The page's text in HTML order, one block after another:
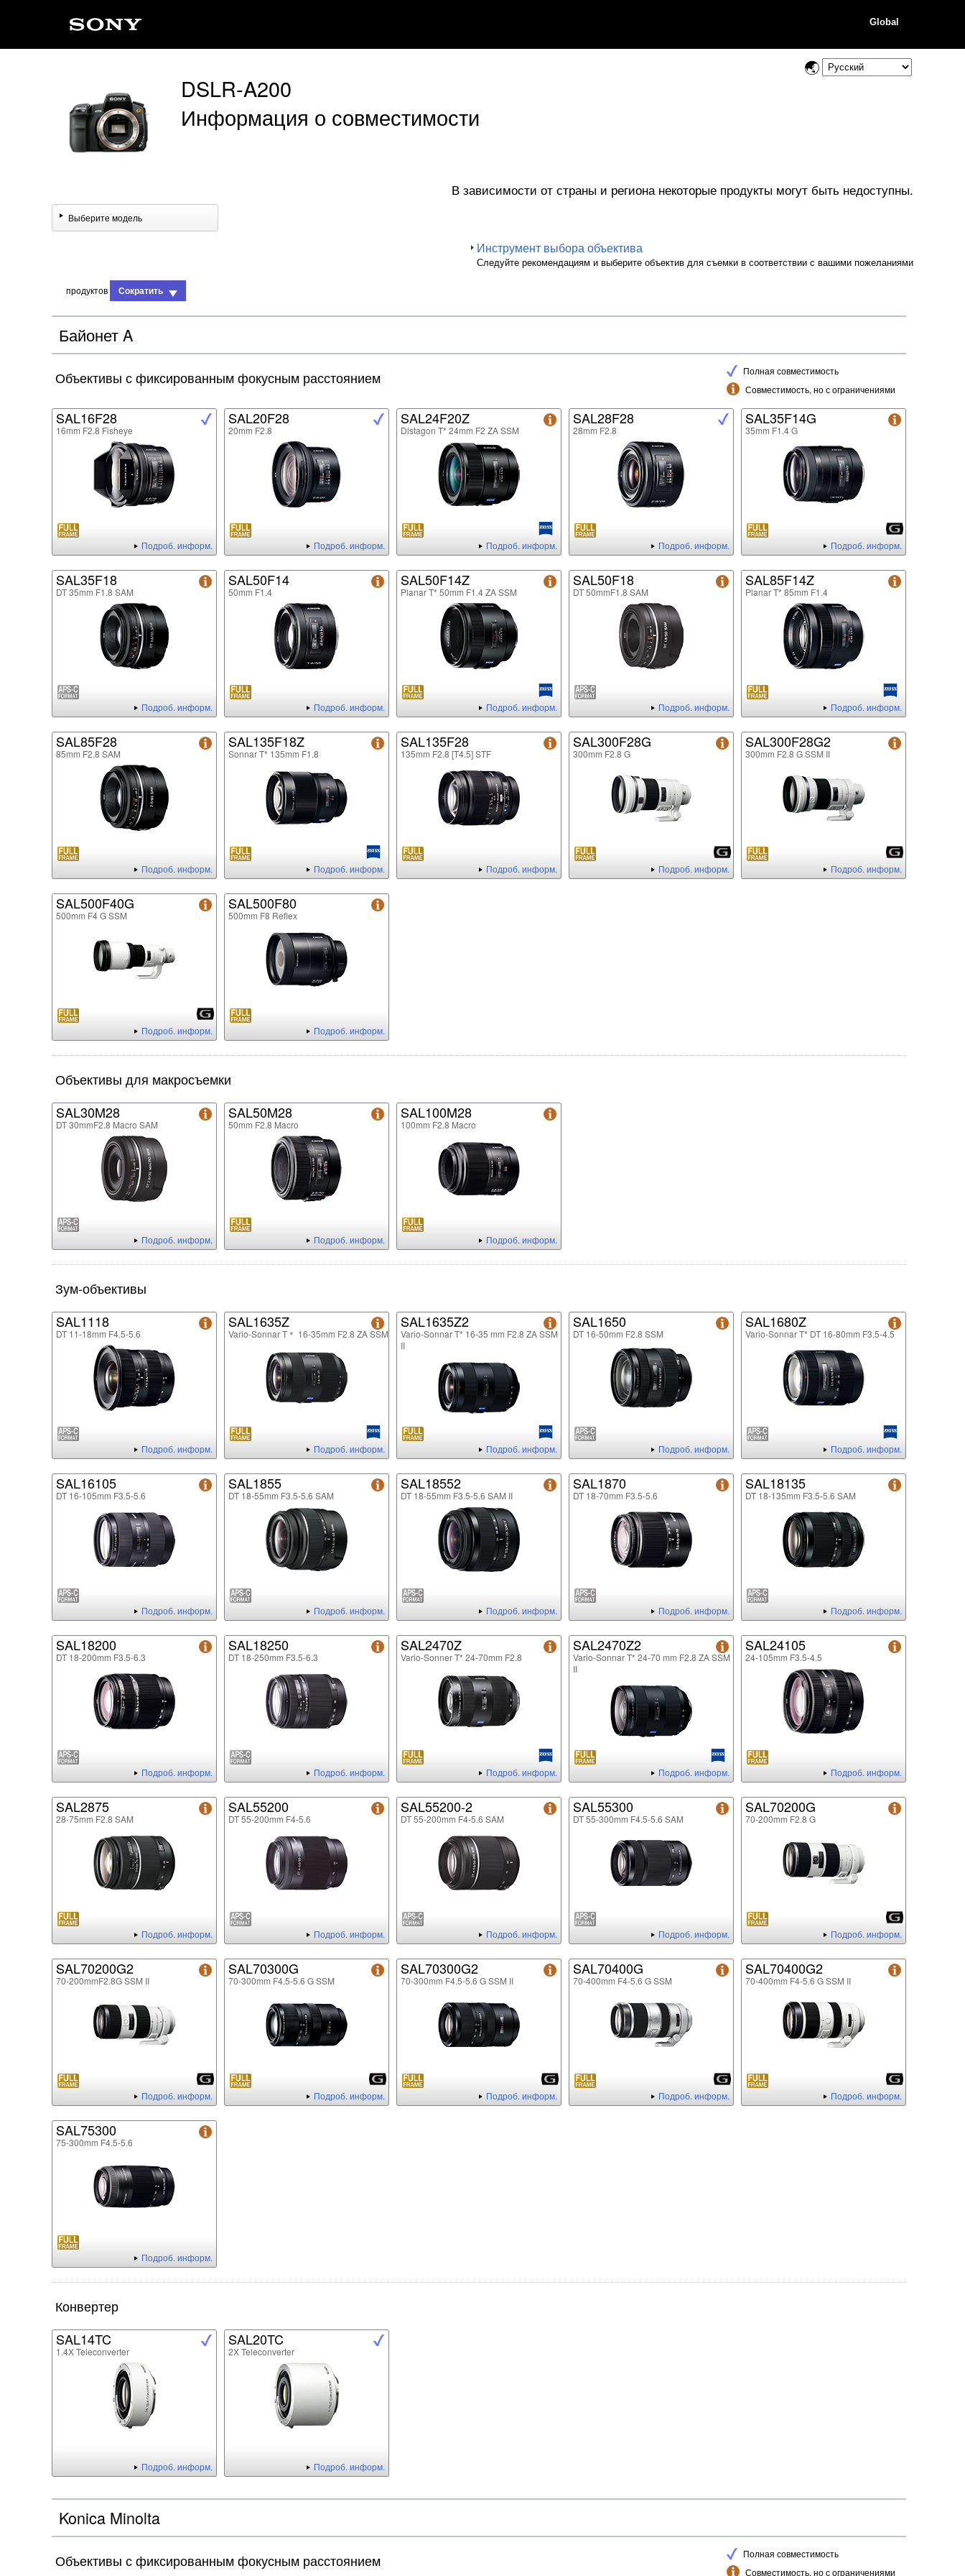
Global
DSLR-A200
Информация о совместимости
В зависимости от страны и региона некоторые продукты могут быть недоступны.
Выберите модель
Инструмент выбора объектива
Следуйте рекомендациям и выберите объектив для съемки в соответствии с вашими пожеланиями
продуктов Сократить
Байонет A
Полная совместимость
Совместимость, но с ограничениями
Объективы с фиксированным фокусным расстоянием
SAL16F28
16mm F2.8 Fisheye
Подроб. информ.
SAL20F28
20mm F2.8
Подроб. информ.
SAL24F20Z
Distagon T* 24mm F2 ZA SSM
Подроб. информ.
SAL28F28
28mm F2.8
Подроб. информ.
SAL35F14G
35mm F1.4 G
Подроб. информ.
SAL35F18
DT 35mm F1.8 SAM
Подроб. информ.
SAL50F14
50mm F1.4
Подроб. информ.
SAL50F14Z
Planar T* 50mm F1.4 ZA SSM
Подроб. информ.
SAL50F18
DT 50mmF1.8 SAM
Подроб. информ.
SAL85F14Z
Planar T* 85mm F1.4
Подроб. информ.
SAL85F28
85mm F2.8 SAM
Подроб. информ.
SAL135F18Z
Sonnar T* 135mm F1.8
Подроб. информ.
SAL135F28
135mm F2.8 [T4.5] STF
Подроб. информ.
SAL300F28G
300mm F2.8 G
Подроб. информ.
SAL300F28G2
300mm F2.8 G SSM II
Подроб. информ.
SAL500F40G
500mm F4 G SSM
Подроб. информ.
SAL500F80
500mm F8 Reflex
Подроб. информ.
Объективы для макросъемки
SAL30M28
DT 30mmF2.8 Macro SAM
Подроб. информ.
SAL50M28
50mm F2.8 Macro
Подроб. информ.
SAL100M28
100mm F2.8 Macro
Подроб. информ.
Зум-объективы
SAL1118
DT 11-18mm F4.5-5.6
Подроб. информ.
SAL1635Z
Vario-Sonnar T＊ 16-35mm F2.8 ZA SSM
Подроб. информ.
SAL1635Z2
Vario-Sonnar T* 16-35 mm F2.8 ZA SSM
II
Подроб. информ.
SAL1650
DT 16-50mm F2.8 SSM
Подроб. информ.
SAL1680Z
Vario-Sonnar T* DT 16-80mm F3.5-4.5
Подроб. информ.
SAL16105
DT 16-105mm F3.5-5.6
Подроб. информ.
SAL1855
DT 18-55mm F3.5-5.6 SAM
Подроб. информ.
SAL18552
DT 18-55mm F3.5-5.6 SAM II
Подроб. информ.
SAL1870
DT 18-70mm F3.5-5.6
Подроб. информ.
SAL18135
DT 18-135mm F3.5-5.6 SAM
Подроб. информ.
SAL18200
DT 18-200mm F3.5-6.3
Подроб. информ.
SAL18250
DT 18-250mm F3.5-6.3
Подроб. информ.
SAL2470Z
Vario-Sonner T* 24-70mm F2.8
Подроб. информ.
SAL2470Z2
Vario-Sonnar T* 24-70 mm F2.8 ZA SSM
II
Подроб. информ.
SAL24105
24-105mm F3.5-4.5
Подроб. информ.
SAL2875
28-75mm F2.8 SAM
Подроб. информ.
SAL55200
DT 55-200mm F4-5.6
Подроб. информ.
SAL55200-2
DT 55-200mm F4-5.6 SAM
Подроб. информ.
SAL55300
DT 55-300mm F4.5-5.6 SAM
Подроб. информ.
SAL70200G
70-200mm F2.8 G
Подроб. информ.
SAL70200G2
70-200mmF2.8G SSM II
Подроб. информ.
SAL70300G
70-300mm F4.5-5.6 G SSM
Подроб. информ.
SAL70300G2
70-300mm F4.5-5.6 G SSM II
Подроб. информ.
SAL70400G
70-400mm F4-5.6 G SSM
Подроб. информ.
SAL70400G2
70-400mm F4-5.6 G SSM II
Подроб. информ.
SAL75300
75-300mm F4.5-5.6
Подроб. информ.
Конвертер
SAL14TC
1.4X Teleconverter
Подроб. информ.
SAL20TC
2X Teleconverter
Подроб. информ.
Konica Minolta
Полная совместимость
Совместимость, но с ограничениями
Объективы с фиксированным фокусным расстоянием